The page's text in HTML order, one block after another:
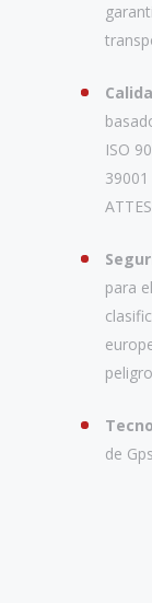
ISO
para
de